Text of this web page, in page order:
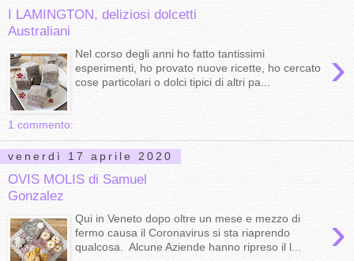
I LAMINGTON, deliziosi dolcetti
Australiani
›
Nel corso degli anni ho fatto tantissimi
esperimenti, ho provato nuove ricette, ho cercato
cose particolari o dolci tipici di altri pa...
1 commento:
venerdì 17 aprile 2020
OVIS MOLIS di Samuel
Gonzalez
›
Qui in Veneto dopo oltre un mese e mezzo di
fermo causa il Coronavirus si sta riaprendo
qualcosa. Alcune Aziende hanno ripreso il l...